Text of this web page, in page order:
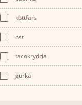
köttfärs
ost
tacokrydda
gurka